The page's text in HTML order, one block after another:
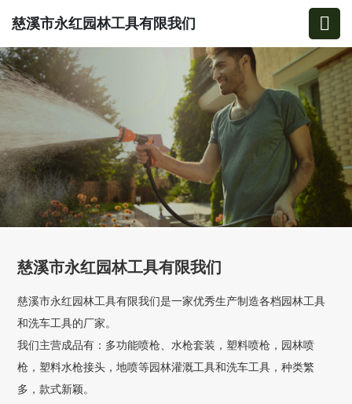
慈溪市永红园林工具有限我们
慈溪市永红园林工具有限我们
慈溪市永红园林工具有限我们是一家优秀生产制造各档园林工具
和洗车工具的厂家。
我们主营成品有：多功能喷枪、水枪套装，塑料喷枪，园林喷
枪，塑料水枪接头，地喷等园林灌溉工具和洗车工具，种类繁
多，款式新颖。